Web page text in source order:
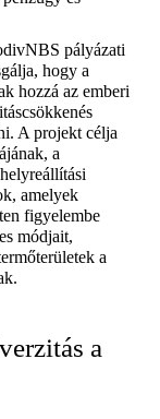
pályázati
hogy a
hozzá az emberi
A projekt célja
a
amelyek
figyelembe
módjait,
a
a